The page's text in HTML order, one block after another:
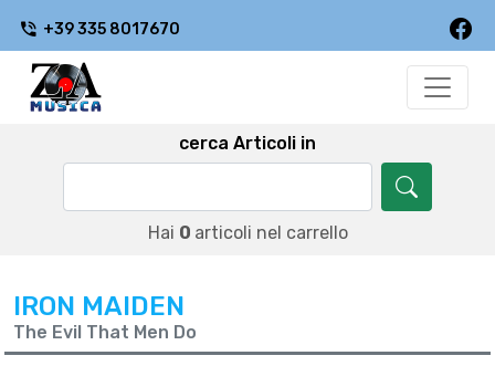
+39 335 8017670
cerca Articoli in
Hai 0 articoli nel carrello
IRON MAIDEN
The Evil That Men Do